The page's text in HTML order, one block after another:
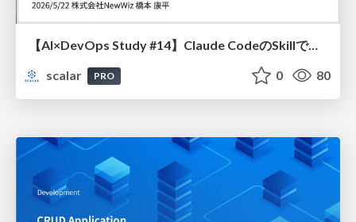
【AI×DevOps Study #14】Claude CodeのSkillで開発体験を変える話
scalar
PRO 0 80